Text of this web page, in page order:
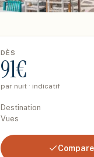
DÈS
91€
par nuit · indicatif
Destination
Vues